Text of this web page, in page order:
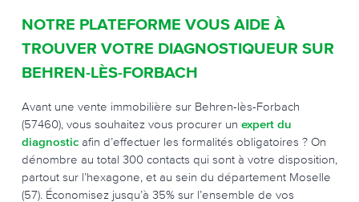
NOTRE PLATEFORME VOUS AIDE À
TROUVER VOTRE DIAGNOSTIQUEUR SUR
BEHREN-LÈS-FORBACH
Avant une vente immobilière sur Behren-lès-Forbach
(57460), vous souhaitez vous procurer un expert du
diagnostic afin d’effectuer les formalités obligatoires ? On
dénombre au total 300 contacts qui sont à votre disposition,
partout sur l’hexagone, et au sein du département Moselle
(57). Économisez jusqu’à 35% sur l’ensemble de vos